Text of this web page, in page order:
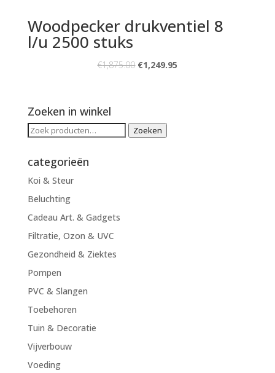
Woodpecker drukventiel 8
l/u 2500 stuks
€1,875.00 €1,249.95
Zoeken in winkel
Zoeken
Zoeken
categorieën
Koi & Steur
Beluchting
Cadeau Art. & Gadgets
Filtratie, Ozon & UVC
Gezondheid & Ziektes
Pompen
PVC & Slangen
Toebehoren
Tuin & Decoratie
Vijverbouw
Voeding